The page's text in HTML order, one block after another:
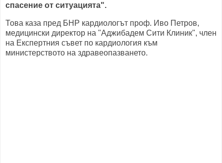
спасение от ситуацията".
Това каза пред БНР кардиологът проф. Иво Петров,
медицински директор на "Аджибадем Сити Клиник", член
на Експертния съвет по кардиология към
министерството на здравеопазването.